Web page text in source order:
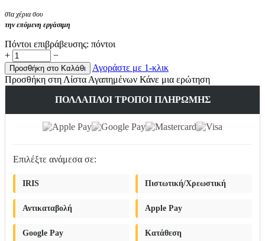
στα χέρια σου
την επόμενη εργάσιμη
Πόντοι επιβράβευσης: πόντοι
+
−
Προσθήκη στο Καλάθι
Αγοράστε με 1-κλικ
Προσθήκη στη Λίστα Αγαπημένων Κάνε μια ερώτηση
ΠΟΛΛΑΠΛΟΊ ΤΡΌΠΟΙ ΠΛΗΡΩΜΉΣ
Επιλέξτε ανάμεσα σε:
IRIS Πιστωτική/Χρεωστική
Αντικαταβολή Apple Pay
Google Pay Κατάθεση